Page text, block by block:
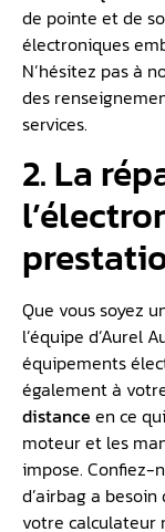
de pointe et de
électroniques
N’hésitez pas à
des
services.
2. La
Que vous soyez
l’équipe d’Aurel
équipements
également à
distance en ce
moteur et les
impose. Confiez-
d’airbag a
votre calculateur